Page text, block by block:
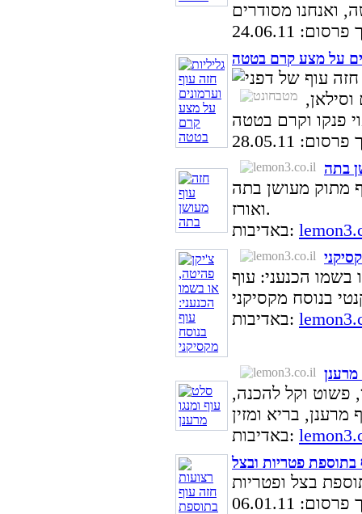
24.06.11
על מצע קרם בטטה
28.05.11
בתה
מתוק מעושן בתה
ואורז.
באדיבות:
בשמו הכנעני: עוף
באדיבות:
מרענן
פשוט וקל להכנה,
באדיבות:
בתוספת פטריות ובצל
06.01.11